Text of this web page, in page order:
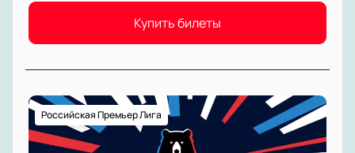
Купить билеты
Российская Премьер Лига